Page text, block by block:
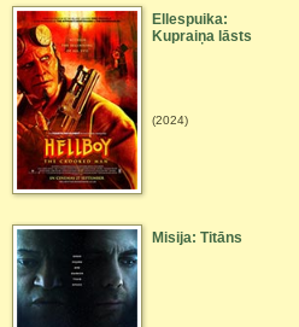
Ellespuika:
Kupraiņa lāsts
(2024)
Misija: Titāns